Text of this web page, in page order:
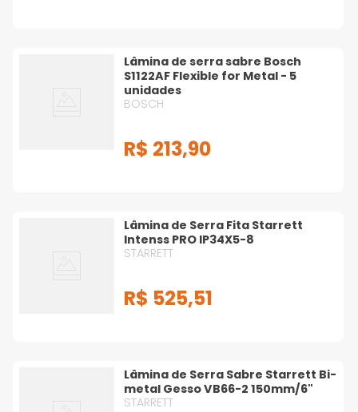
Lâmina de serra sabre Bosch
S1122AF Flexible for Metal - 5
unidades
BOSCH
R$ 213,90
Lâmina de Serra Fita Starrett
Intenss PRO IP34X5-8
STARRETT
R$ 525,51
Lâmina de Serra Sabre Starrett Bi-
metal Gesso VB66-2 150mm/6"
STARRETT